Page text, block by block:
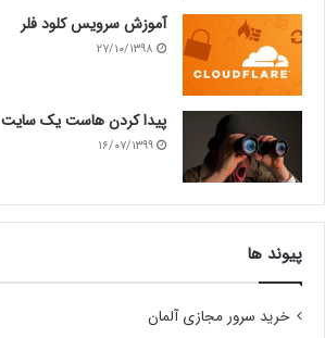
آموزش سرویس کلود فلر
۲۷/۱۰/۱۳۹۸
پیدا کردن هاست یک سایت
۱۶/۰۷/۱۳۹۹
پیوند ها
خرید سرور مجازی آلمان